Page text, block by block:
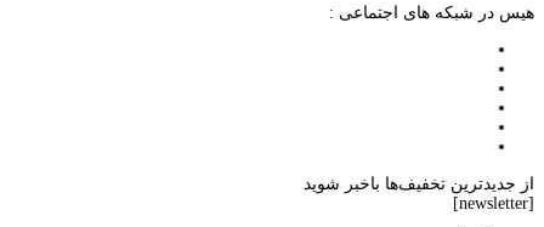
هیس در شبکه های اجتماعی :
از جدیدترین تخفیف‌ها باخبر شوید
[newsletter]